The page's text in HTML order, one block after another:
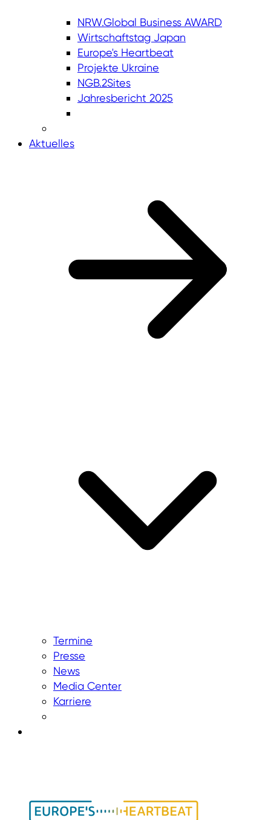
NRW.Global Business AWARD
Wirtschaftstag Japan
Europe's Heartbeat
Projekte Ukraine
NGB.2Sites
Jahresbericht 2025
Aktuelles
Termine
Presse
News
Media Center
Karriere